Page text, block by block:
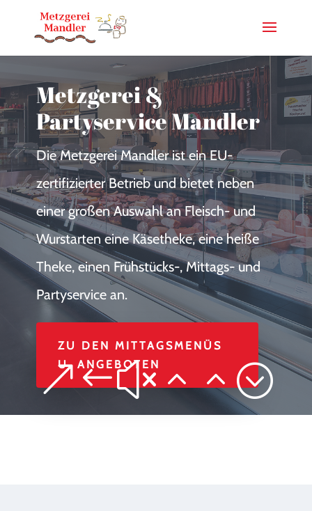
Metzgerei &
Partyservice Mandler
Die Metzgerei Mandler ist ein EU-
zertifizierter Betrieb und bietet neben
einer großen Auswahl an Fleisch- und
Wurstarten eine Käsetheke, eine heiße
Theke, einen Frühstücks-, Mittags- und
Partyservice an.
ZU DEN MITTAGSMENÜS
U. ANGEBOTEN
&#x22;